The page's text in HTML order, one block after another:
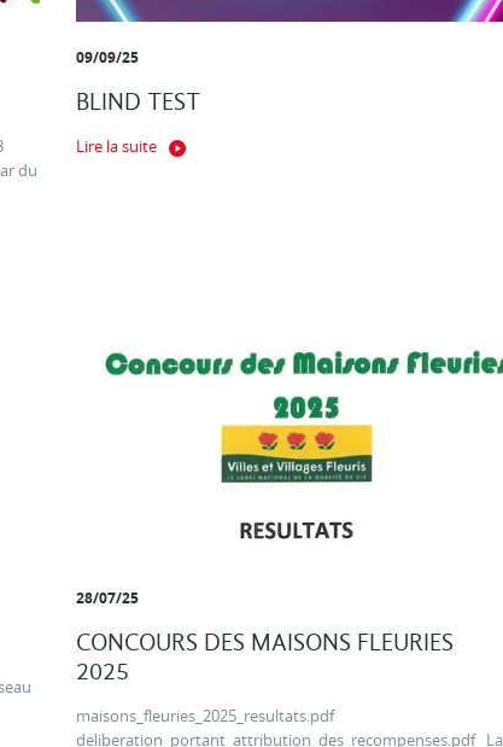
du
09/09/25
BLIND TEST
Lire la suite
28/07/25
CONCOURS DES MAISONS FLEURIES
2025
maisons_fleuries_2025_resultats.pdf
deliberation_portant_attribution_des_recompenses.pdf La